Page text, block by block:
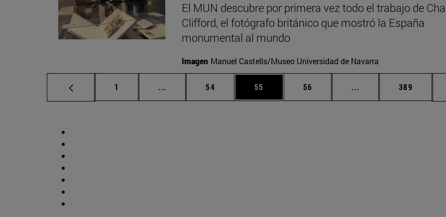
El MUN descubre por primera vez todo el trabajo de
Clifford, el fotógrafo británico que mostró la España
monumental al mundo
Imagen Manuel Castells/Museo Universidad de Navarra
Página
1 ... Páginas intermedias Use TAB para desplazarse.
Página
54 Página
55 Página
56 ... Páginas intermedias
Página
389